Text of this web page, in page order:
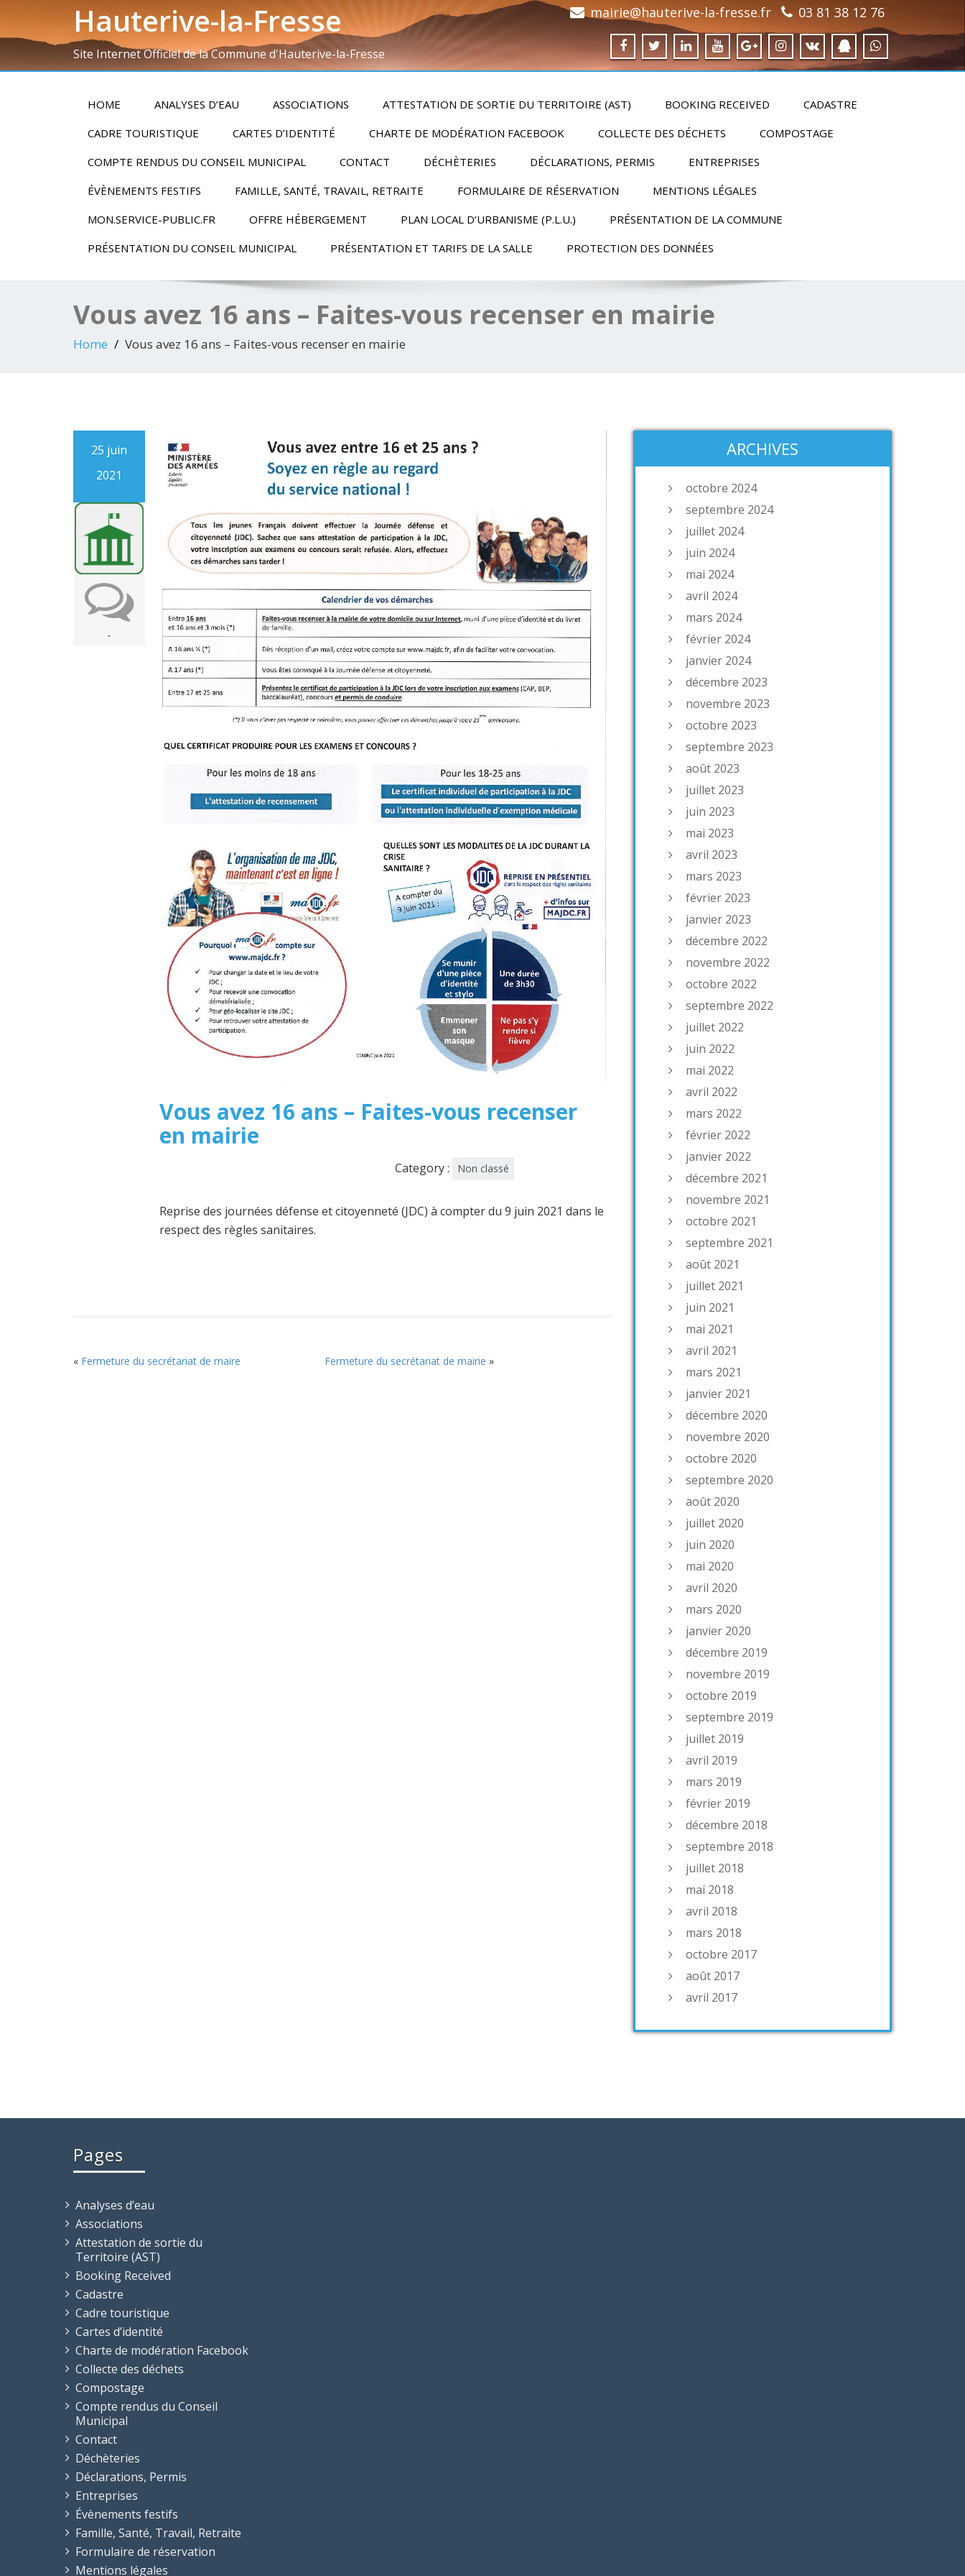
Hauterive-la-Fresse
Site Internet Officiel de la Commune d'Hauterive-la-Fresse
mairie@hauterive-la-fresse.fr 03 81 38 12 76
HOME ANALYSES D’EAU ASSOCIATIONS ATTESTATION DE SORTIE DU TERRITOIRE (AST) BOOKING RECEIVED
CADASTRE
CADRE TOURISTIQUE
CARTES D’IDENTITÉ CHARTE DE MODÉRATION FACEBOOK COLLECTE DES DÉCHETS
COMPOSTAGE
COMPTE RENDUS DU CONSEIL MUNICIPAL
CONTACT DÉCHÈTERIES DÉCLARATIONS, PERMIS
ENTREPRISES
ÉVÈNEMENTS FESTIFS
FAMILLE, SANTÉ, TRAVAIL, RETRAITE FORMULAIRE DE RÉSERVATION
MENTIONS LÉGALES
MON.SERVICE-PUBLIC.FR
OFFRE HÉBERGEMENT PLAN LOCAL D’URBANISME (P.L.U.)
PRÉSENTATION DE LA COMMUNE
PRÉSENTATION DU CONSEIL MUNICIPAL
PRÉSENTATION ET TARIFS DE LA SALLE PROTECTION DES DONNÉES
Vous avez 16 ans – Faites-vous recenser en mairie
Home Vous avez 16 ans – Faites-vous recenser en mairie
25 juin
2021
-
Vous avez 16 ans – Faites-vous recenser
en mairie
Category : Non classé
Reprise des journées défense et citoyenneté (JDC) à compter du 9 juin 2021 dans le
respect des règles sanitaires.
« Fermeture du secrétariat de maire Fermeture du secrétariat de mairie »
ARCHIVES
octobre 2024
septembre 2024
juillet 2024
juin 2024
mai 2024
avril 2024
mars 2024
février 2024
janvier 2024
décembre 2023
novembre 2023
octobre 2023
septembre 2023
août 2023
juillet 2023
juin 2023
mai 2023
avril 2023
mars 2023
février 2023
janvier 2023
décembre 2022
novembre 2022
octobre 2022
septembre 2022
juillet 2022
juin 2022
mai 2022
avril 2022
mars 2022
février 2022
janvier 2022
décembre 2021
novembre 2021
octobre 2021
septembre 2021
août 2021
juillet 2021
juin 2021
mai 2021
avril 2021
mars 2021
janvier 2021
décembre 2020
novembre 2020
octobre 2020
septembre 2020
août 2020
juillet 2020
juin 2020
mai 2020
avril 2020
mars 2020
janvier 2020
décembre 2019
novembre 2019
octobre 2019
septembre 2019
juillet 2019
avril 2019
mars 2019
février 2019
décembre 2018
septembre 2018
juillet 2018
mai 2018
avril 2018
mars 2018
octobre 2017
août 2017
avril 2017
Pages
Analyses d’eau
Associations
Attestation de sortie du
Territoire (AST)
Booking Received
Cadastre
Cadre touristique
Cartes d’identité
Charte de modération Facebook
Collecte des déchets
Compostage
Compte rendus du Conseil
Municipal
Contact
Déchèteries
Déclarations, Permis
Entreprises
Évènements festifs
Famille, Santé, Travail, Retraite
Formulaire de réservation
Mentions légales